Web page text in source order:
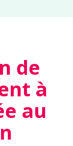
de
à
au